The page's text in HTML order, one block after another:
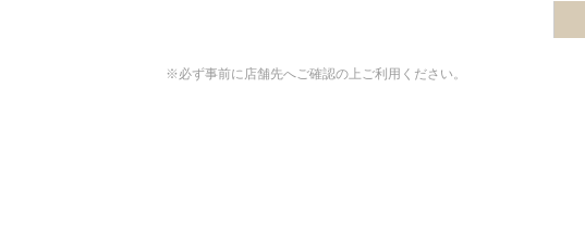
※必ず事前に店舗先へご確認の上ご利用ください。